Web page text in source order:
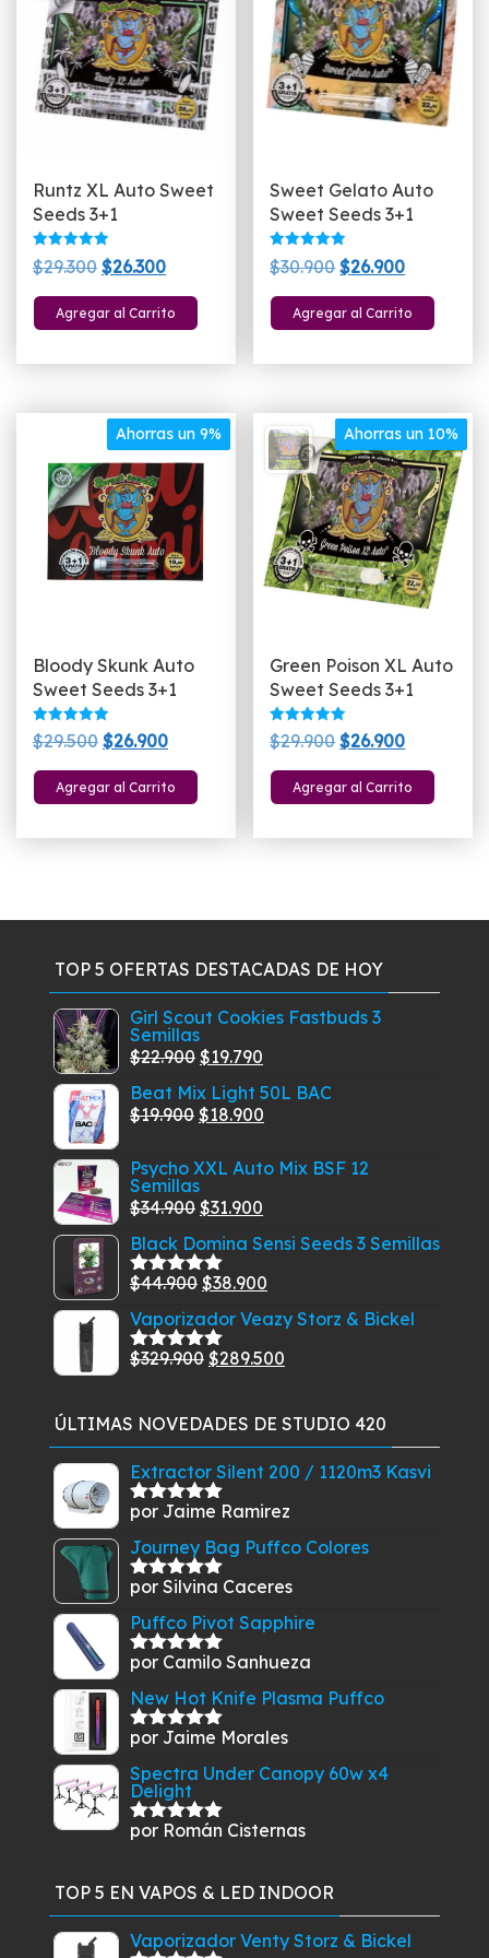
Runtz XL Auto Sweet
Seeds 3+1
Valorado
con
de 5
$29.300 El
precio
original
$26.300El
precio
actual
Agregar al Carrito
Sweet Gelato Auto
Sweet Seeds 3+1
Valorado
con
de 5
$30.900El
precio
original
$26.900El
precio
actual
Agregar al Carrito
Ahorras un 9%
Bloody Skunk Auto
Sweet Seeds 3+1
Valorado
con
de 5
$29.500 El
precio
original
$26.900El
precio
actual
Agregar al Carrito
Ahorras un 10%
Green Poison XL Auto
Sweet Seeds 3+1
Valorado
con
de 5
$29.900El
precio
original
$26.900El
precio
actual
Agregar al Carrito
TOP 5 OFERTAS DESTACADAS DE HOY
Girl Scout Cookies Fastbuds 3
Semillas
$22.900 El
precio
original
$22.900.
$19.790
precio
actual
$19.790.
Beat Mix Light 50L BAC
$19.900 El
original
era:
$19.900.
$18.900
actual
Psycho XXL Auto Mix BSF 12
Semillas
$34.900 El
precio
original
era:
$34.900.
$31.900
precio
es:
$31.900.
Black Domina Sensi Seeds 3 Semillas
Valorado
5
$44.900 El
precio
original
era:
$38.900
precio
es:
Vaporizador Veazy Storz & Bickel
Valorado
$329.900 El
original
$329.900.
$289.500
actual
$289.500.
ÚLTIMAS NOVEDADES DE STUDIO 420
Extractor Silent 200 / 1120m3 Kasvi
Valorado
por Jaime Ramirez
Journey Bag Puffco Colores
Valorado
por Silvina Caceres
Puffco Pivot Sapphire
Valorado
por Camilo Sanhueza
New Hot Knife Plasma Puffco
Valorado
por Jaime Morales
Spectra Under Canopy 60w x4
Delight
Valorado
por Román Cisternas
TOP 5 EN VAPOS & LED INDOOR
Vaporizador Venty Storz & Bickel